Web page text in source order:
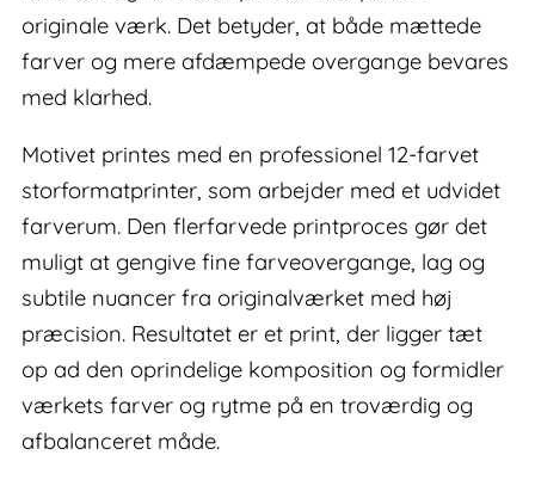
originale værk. Det betyder, at både mættede
farver og mere afdæmpede overgange bevares
med klarhed.
Motivet printes med en professionel 12-farvet
storformatprinter, som arbejder med et udvidet
farverum. Den flerfarvede printproces gør det
muligt at gengive fine farveovergange, lag og
subtile nuancer fra originalværket med høj
præcision. Resultatet er et print, der ligger tæt
op ad den oprindelige komposition og formidler
værkets farver og rytme på en troværdig og
afbalanceret måde.